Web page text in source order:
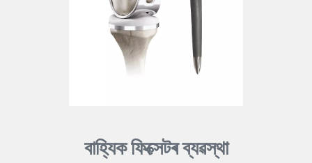
বাহ্যিক ফিক্সেটৰ ব্যৱস্থা